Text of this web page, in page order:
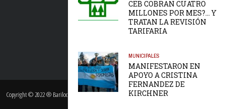
CEB COBRAN CUATRO
MILLONES POR MES?… Y
TRATAN LA REVISIÓN
TARIFARIA
MUNICIPALES
MANIFESTARON EN
APOYO A CRISTINA
FERNANDEZ DE
KIRCHNER
Copyright © 2022 ® Bariloche Digital | Sitio Producido porKarma Web Sitios